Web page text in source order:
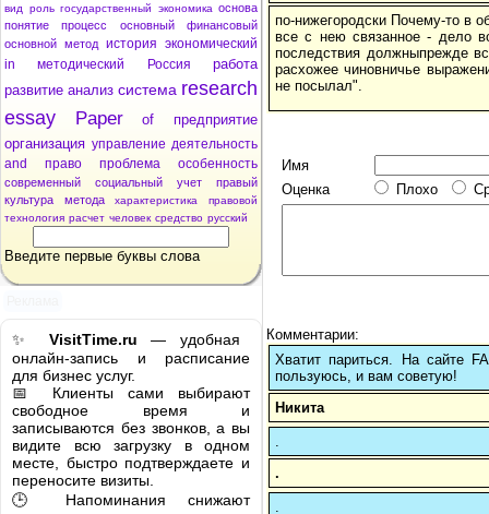
вид
роль государственный экономика основа
понятие
процесс основный
финансовый
основной метод история экономический
in
методический Россия
работа
развитие анализ система research
essay
Paper of
предприятие
организация управление деятельность
and
право проблема особенность
современный социальный учет
правый
культура
метода характеристика
правовой
технология расчет человек средство русский
Введите первые буквы слова
✨ VisitTime.ru — удобная
онлайн-запись и расписание
для бизнес услуг.
📅 Клиенты сами выбирают
свободное время и
записываются без звонков, а вы
видите всю загрузку в одном
месте, быстро подтверждаете и
переносите визиты.
🕒 Напоминания снижают
по-нижегородски Почему-то в
все с нею связанное - дело
последствия должныпрежде
расхожее чиновничье
не посылал".
Имя
Оценка
Плохо
Комментарии:
Хватит париться. На сайте
пользуюсь, и вам советую!
Никита
.